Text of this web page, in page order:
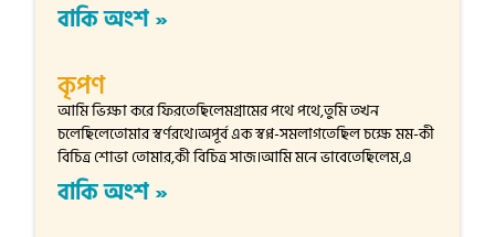
বাকি অংশ »
কৃপণ
আমি ভিক্ষা করে ফিরতেছিলেমগ্রামের পথে পথে,তুমি তখন
চলেছিলেতোমার স্বর্ণরথে।অপূর্ব এক স্বপ্ন-সমলাগতেছিল চক্ষে মম-কী
বিচিত্র শোভা তোমার,কী বিচিত্র সাজ।আমি মনে ভাবেতেছিলেম,এ
বাকি অংশ »